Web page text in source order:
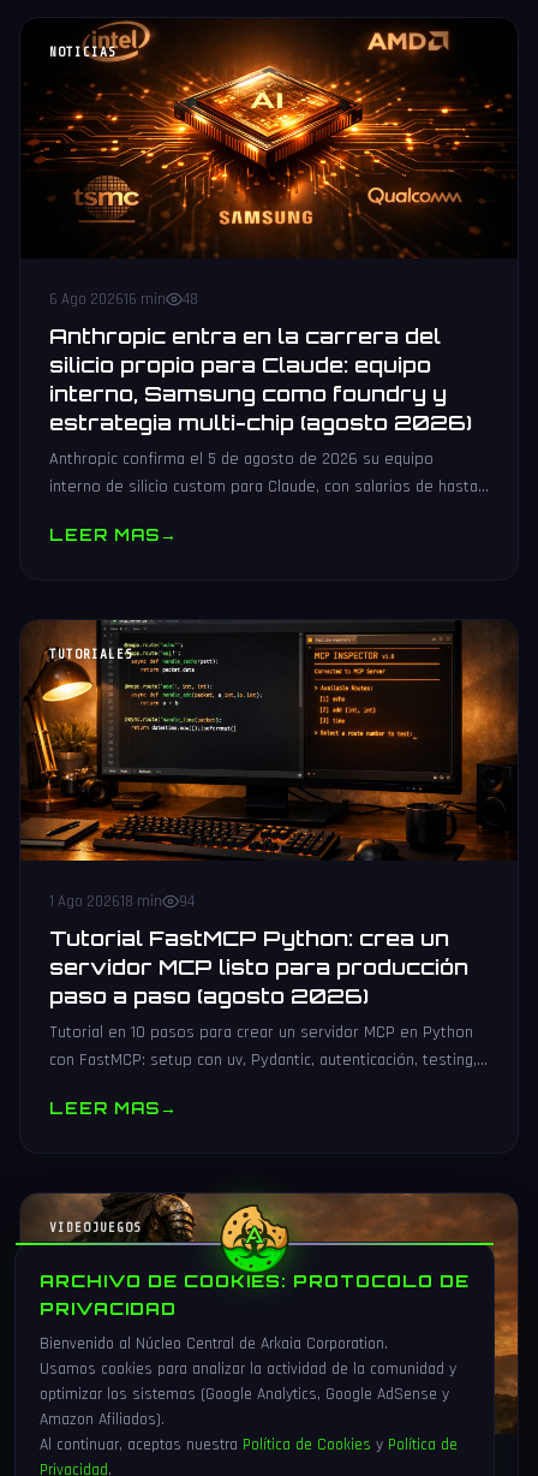
NOTICIAS
6 Ago 202616 min 48
Anthropic entra en la carrera del
silicio propio para Claude: equipo
interno, Samsung como foundry y
estrategia multi-chip (agosto 2026)
Anthropic confirma el 5 de agosto de 2026 su equipo
interno de silicio custom para Claude, con salarios de hasta
estrategia multi-chip.
LEER MAS→
TUTORIALES
1 Ago 202618 min 94
Tutorial FastMCP Python: crea un
servidor MCP listo para producción
paso a paso (agosto 2026)
Tutorial en 10 pasos para crear un servidor MCP en Python
con FastMCP: setup con uv, Pydantic, autenticación, testing,
LEER MAS→
VIDEOJUEGOS
ARCHIVO DE COOKIES: PROTOCOLO DE
PRIVACIDAD
Bienvenido al Núcleo Central de Arkaia Corporation.
Usamos cookies para analizar la actividad de la comunidad y
optimizar los sistemas (Google Analytics, Google AdSense y
Amazon Afiliados).
Al continuar, aceptas nuestra Política de Cookies y Política de
Privacidad.